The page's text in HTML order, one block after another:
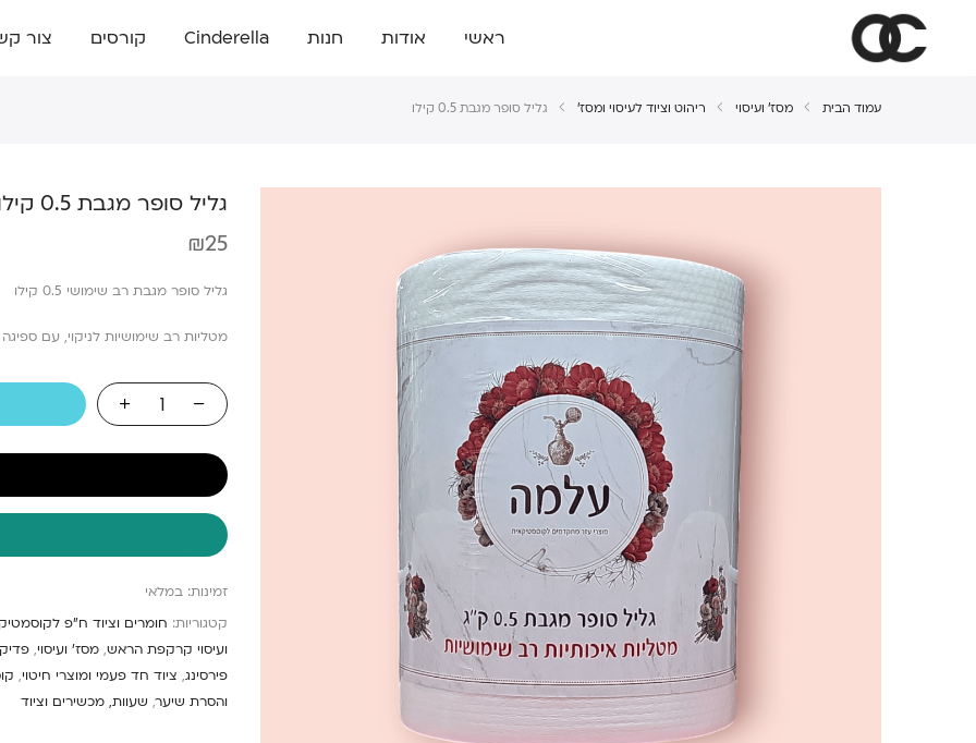
ראשי אודות חנות Cinderella קורסים צור
עמוד הבית מסז' ועיסוי ריהוט וציוד לעיסוי ומסז' גליל סופר מגבת 0.5 קילו
גליל סופר מגבת 0.5 קילו
₪25
גליל סופר מגבת רב שימושי 0.5 קילו
מטליות רב שימושיות לניקוי, עם
זמינות: במלאי
קטגוריות: חומרים וציוד ח"פ
ועיסוי קרקפת הראש, מסז' ועיסוי,
פירסינג, ציוד חד פעמי ומוצרי חיטוי,
והסרת שיער, שעוות, מכשירים וציוד